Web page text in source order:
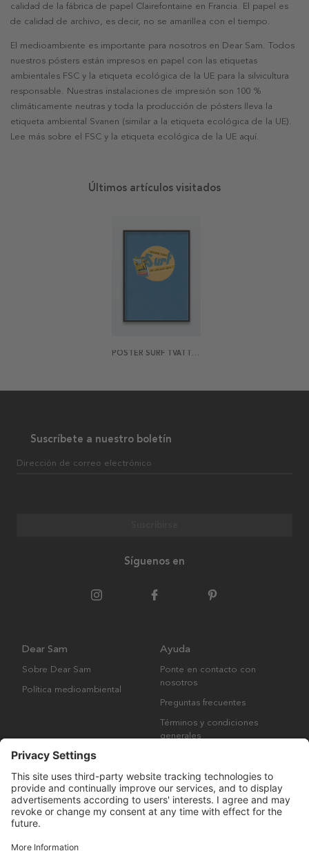
calidad de la fábrica de papel Clairefontaine en Francia. El papel es
de calidad de archivo, es decir, no se amarillea con el tiempo.
El medioambiente es importante para nosotros en Dear Sam. Todos
nuestros pósters están impresos en papel con las etiquetas
ambientales FSC y la etiqueta ecológica de la UE para la silvicultura
responsable. Nuestras instalaciones de impresión son 100 %
climáticamente neutras y toda la producción de pósters lleva la
etiqueta ambiental Svanen (similar a la etiqueta ecológica de la UE).
Lee más sobre el FSC y la etiqueta ecológica de la UE aquí.
Últimos artículos visitados
POSTER SURF TVÄTTMEDEL
Suscríbete a nuestro boletín
Dirección de correo electrónico
Síguenos en
Dear Sam
Sobre Dear Sam
Política medioambiental
Ayuda
Ponte en contacto con
nosotros
Preguntas frecuentes
Términos y condiciones
generales
Derechos de autor © Many Brands AB 2023. Todos los derechos